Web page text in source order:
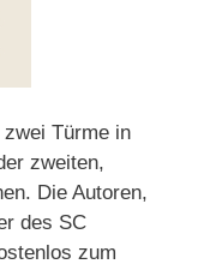
Türme in
zweiten,
Die Autoren,
des SC
zum